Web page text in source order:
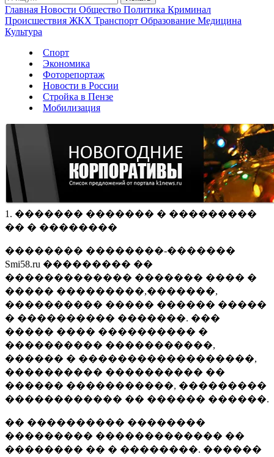
Главная Новости Общество Политика Криминал
Происшествия ЖКХ Транспорт Образование Медицина
Культура
Спорт
Экономика
Фоторепортаж
Новости в России
Стройка в Пензе
Мобилизация
1. ������� ������� � ���������
�� � ��������
�������� ��������-�������
Smi58.ru ��������� ��
������������� ������� ���� �
����� ���������,�������,
���������� ����� ������ �����
� ���������� �������. ���
����� ���� ���������� �
���������� �����������,
������ � ������������������,
���������� ���������� ��
������ �����������, ���������
������������ �� ������ ������.
�� ���������� ��������
��������� ������������� ��
�������� �� � ��������. ������